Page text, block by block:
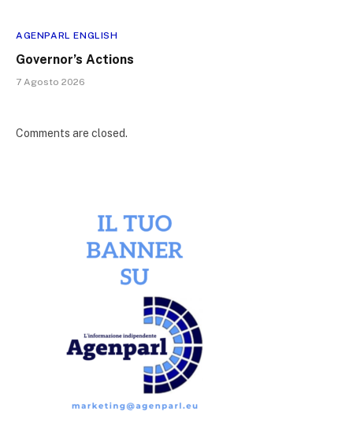
AGENPARL ENGLISH
Governor’s Actions
7 Agosto 2026
Comments are closed.